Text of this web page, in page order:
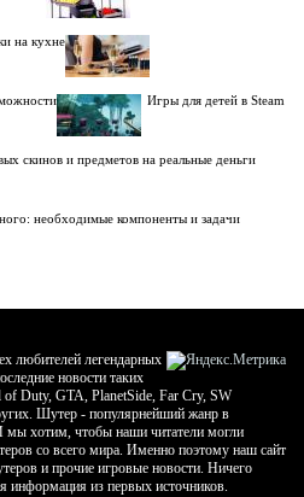
на кухне
Игры для детей в Steam
скинов и предметов на реальные деньги
необходимые компоненты и задачи
любителей легендарных
новости таких
Duty, GTA, PlanetSide, Far Cry, SW
Шутер - популярнейший жанр в
мы хотим, чтобы наши читатели могли
со всего мира. Именно поэтому наш сайт
и прочие игровые новости. Ничего
информация из первых источников.